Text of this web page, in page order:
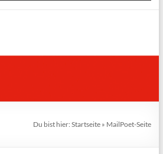
Du bist hier:Startseite » MailPoet-Seite